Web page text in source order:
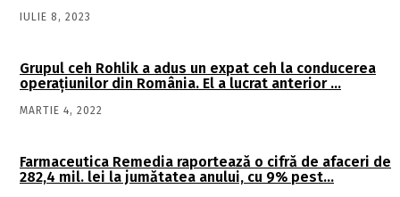
IULIE 8, 2023
Grupul ceh Rohlik a adus un expat ceh la conducerea
operaţiunilor din România. El a lucrat anterior …
MARTIE 4, 2022
Farmaceutica Remedia raportează o cifră de afaceri de
282,4 mil. lei la jumătatea anului, cu 9% pest…